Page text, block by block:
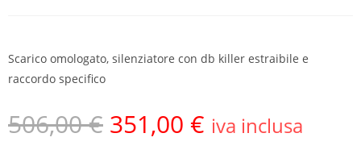
Scarico omologato, silenziatore con db killer estraibile e
raccordo specifico
506,00€ 351,00 € iva inclusa